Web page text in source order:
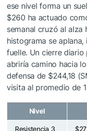
ese nivel forma un
$260 ha actuado
semanal cruzó al alza
histograma se
fuelle. Un cierre
abriría camino hacia
defensa de $244,18
visita al promedio de
Nivel
Resistencia 3